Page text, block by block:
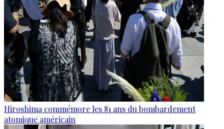
Hiroshima commémore les 81 ans du bombardement
atomique américain